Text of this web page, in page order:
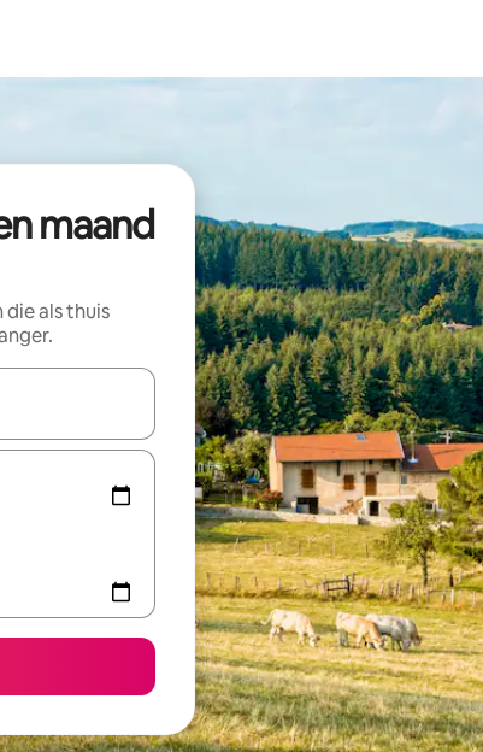
maand
als thuis
zijn, maak je een keuze met je de pijltjestoetsen omhoog